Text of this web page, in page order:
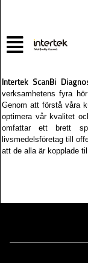
Intertek ScanBi
verksamhetens fyra
Genom att förstå våra
optimera vår kvalitet
omfattar ett brett
livsmedelsföretag till
att de alla är kopplade